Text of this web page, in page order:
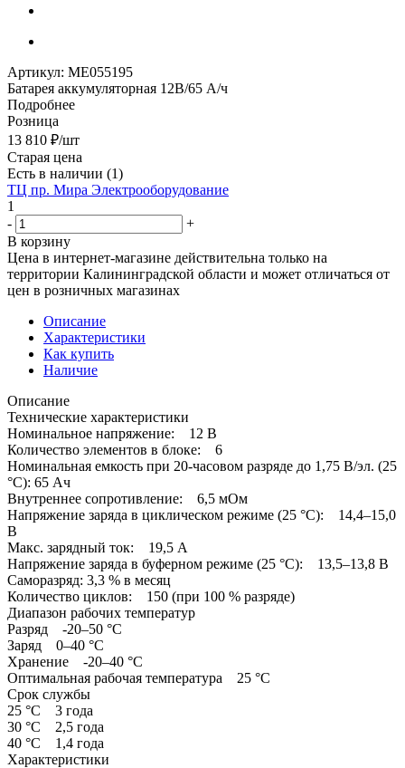
Артикул: МЕ055195
Батарея аккумуляторная 12В/65 А/ч
Подробнее
Розница
13 810 ₽/шт
Старая цена
Есть в наличии (1)
ТЦ пр. Мира Электрооборудование
1
-
+
В корзину
Цена в интернет-магазине действительна только на
территории Калининградской области и может отличаться от
цен в розничных магазинах
Описание
Характеристики
Как купить
Наличие
Описание
Технические характеристики
Номинальное напряжение: 12 В
Количество элементов в блоке: 6
Номинальная емкость при 20-часовом разряде до 1,75 В/эл. (25
°С): 65 Ач
Внутреннее сопротивление: 6,5 мОм
Напряжение заряда в циклическом режиме (25 °С): 14,4–15,0
B
Макс. зарядный ток: 19,5 A
Напряжение заряда в буферном режиме (25 °С): 13,5–13,8 B
Саморазряд: 3,3 % в месяц
Количество циклов: 150 (при 100 % разряде)
Диапазон рабочих температур
Разряд -20–50 °С
Заряд 0–40 °С
Хранение -20–40 °С
Оптимальная рабочая температура 25 °С
Срок службы
25 °С 3 года
30 °С 2,5 года
40 °С 1,4 года
Характеристики